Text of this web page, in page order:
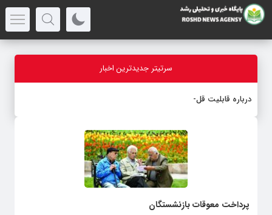
سرتیتر جدیدترین اخبار
درباره قابلیت قلم هوش مصنوع
پرداخت معوقات بازنشستگان